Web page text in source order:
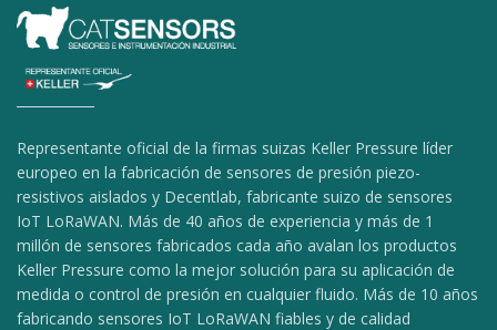
Representante oficial de la firmas suizas Keller Pressure líder
europeo en la fabricación de sensores de presión piezo-
resistivos aislados y Decentlab, fabricante suizo de sensores
IoT LoRaWAN. Más de 40 años de experiencia y más de 1
millón de sensores fabricados cada año avalan los productos
Keller Pressure como la mejor solución para su aplicación de
medida o control de presión en cualquier fluido. Más de 10 años
fabricando sensores IoT LoRaWAN fiables y de calidad